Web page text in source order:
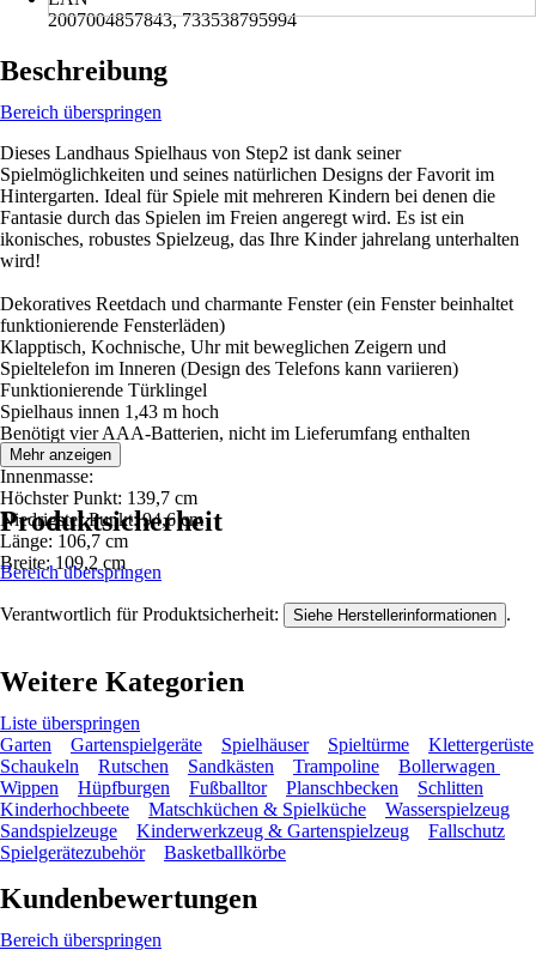
2007004857843, 733538795994
Beschreibung
Bereich überspringen
Dieses Landhaus Spielhaus von Step2 ist dank seiner
Spielmöglichkeiten und seines natürlichen Designs der Favorit im
Hintergarten. Ideal für Spiele mit mehreren Kindern bei denen die
Fantasie durch das Spielen im Freien angeregt wird. Es ist ein
ikonisches, robustes Spielzeug, das Ihre Kinder jahrelang unterhalten
wird!
Dekoratives Reetdach und charmante Fenster (ein Fenster beinhaltet
funktionierende Fensterläden)
Klapptisch, Kochnische, Uhr mit beweglichen Zeigern und
Spieltelefon im Inneren (Design des Telefons kann variieren)
Funktionierende Türklingel
Spielhaus innen 1,43 m hoch
Benötigt vier AAA-Batterien, nicht im Lieferumfang enthalten
Innenmasse:
Höchster Punkt: 139,7 cm
Niedrigster Punkt: 94,6 cm
Länge: 106,7 cm
Breite: 109,2 cm
Mehr anzeigen
Produktsicherheit
Bereich überspringen
Verantwortlich für Produktsicherheit: Siehe Herstellerinformationen .
Weitere Kategorien
Liste überspringen
Garten
Gartenspielgeräte Spielhäuser Spieltürme
Klettergerüste
Schaukeln
Rutschen Sandkästen Trampoline
Bollerwagen
Wippen
Hüpfburgen Fußballtor Planschbecken
Schlitten
Kinderhochbeete
Matschküchen & Spielküche
Wasserspielzeug
Sandspielzeuge
Kinderwerkzeug & Gartenspielzeug
Fallschutz
Spielgerätezubehör
Basketballkörbe
Kundenbewertungen
Bereich überspringen